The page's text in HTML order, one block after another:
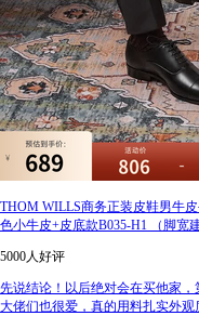
THOM WILLS商务正装皮鞋男牛
色小牛皮+皮底款B035-H1 （脚宽
5000人好评
先说结论！以后绝对会在买他家
大佬们也很爱，真的用料扎实外